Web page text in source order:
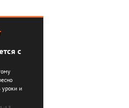
с
уроки и